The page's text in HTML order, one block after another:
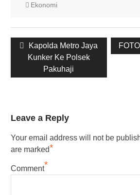
Ekonomi
Post
navigation
Previous
post:
Kapolda Metro Jaya
Kunker Ke Polsek
Pakuhaji
Next
Leave a Reply
Your email address will not be
are marked*
Comment*